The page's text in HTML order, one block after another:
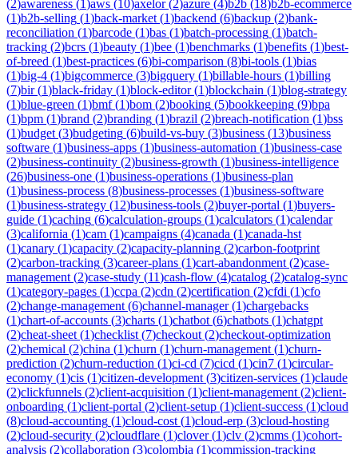
(2)awareness (1)aws (10)axelor(2)azure (4)b2b (18)b2b-ecommerce
(1)b2b-selling (1)back-market (1)backend (6)backup (2)bank-
reconciliation (1)barcode (1)bas (1)batch-processing (1)batch-
tracking (2)bcrs (1)beauty (1)bee (1)benchmarks (1)benefits (1)best-
of-breed (1)best-practices (6)bi-comparison (8)bi-tools (1)bias
(1)big-4 (1)bigcommerce (3)bigquery (1)billable-hours (1)billing
(7)bir(1)black-friday (1)block-editor(1)blockchain (1)blog-strategy
(1)blue-green (1)bmf(1)bom (2)booking (5)bookkeeping (9)bpa
(1)bpm (1)brand (2)branding (1)brazil (2)breach-notification (1)bss
(1)budget (3)budgeting (6)build-vs-buy (3)business (13)business
software (1)business-apps (1)business-automation (1)business-case
(2)business-continuity (2)business-growth (1)business-intelligence
(26)business-one (1)business-operations (1)business-plan
(1)business-process (8)business-processes (1)business-software
(1)business-strategy (12)business-tools (2)buyer-portal (1)buyers-
guide (1)caching (6)calculation-groups (1)calculators (1)calendar
(3)california (1)cam (1)campaigns (4)canada (1)canada-hst
(1)canary (1)capacity (2)capacity-planning (2)carbon-footprint
(2)carbon-tracking (3)career-plans (1)cart-abandonment (2)case-
management (2)case-study (11)cash-flow (4)catalog (2)catalog-sync
(1)category-pages (1)ccpa (2)cdn (2)certification (2)cfdi (1)cfo
(2)change-management (6)channel-manager(1)chargebacks
(1)chart-of-accounts (3)charts (1)chatbot (6)chatbots (1)chatgpt
(2)cheat-sheet (1)checklist (7)checkout (2)checkout-optimization
(2)chemical (2)china (1)churn (1)churn-management (1)churn-
prediction (2)churn-reduction (1)ci-cd (7)cicd (1)cin7 (1)circular-
economy (1)cis (1)citizen-development (3)citizen-services (1)claude
(2)clickfunnels (2)client-acquisition (1)client-management (2)client-
onboarding (1)client-portal (2)client-setup (1)client-success (1)cloud
(8)cloud-accounting (1)cloud-cost (1)cloud-erp (3)cloud-hosting
(2)cloud-security (2)cloudflare (1)clover(1)clv (2)cmms (1)cohort-
analysis (2)collaboration (3)colombia (1)commission-tracking